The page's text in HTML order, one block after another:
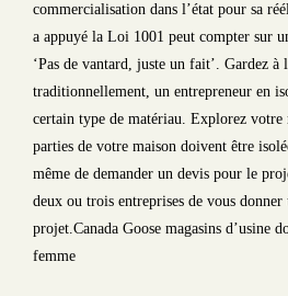
commercialisation dans l’état pour sa
a appuyé la Loi 1001 peut compter sur
‘Pas de vantard, juste un fait’. Gardez à
traditionnellement, un entrepreneur en
certain type de matériau. Explorez votre
parties de votre maison doivent être
même de demander un devis pour le
deux ou trois entreprises de vous
projet.Canada Goose magasins d’usine
femme